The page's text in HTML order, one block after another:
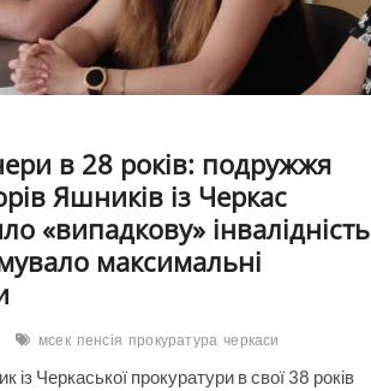
в 28 років: подружжя
Яшників із Черкас
«випадкову» інвалідність
максимальні
мсек пенсія прокуратура черкаси
із Черкаської прокуратури в свої 38 років